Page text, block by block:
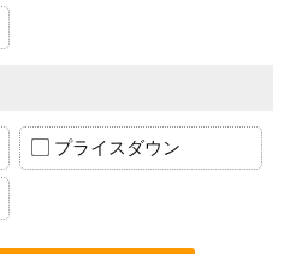
プライスダウン